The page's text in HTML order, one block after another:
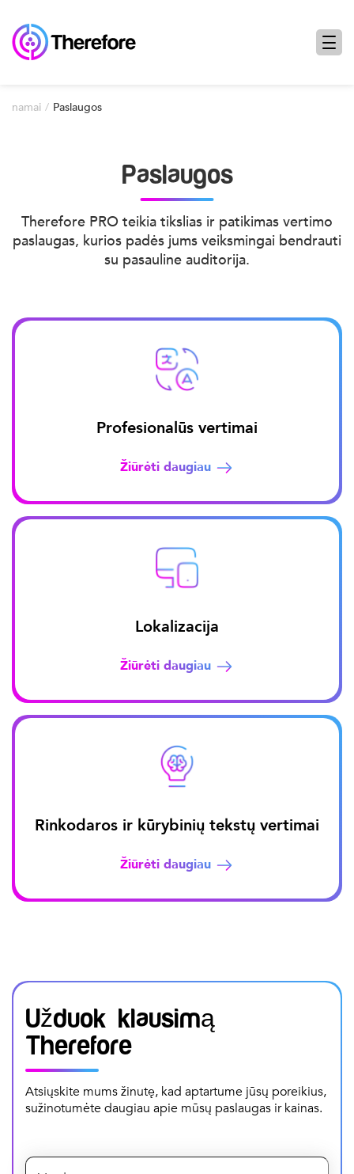
namai Paslaugos
Paslaugos
Therefore PRO teikia tikslias ir patikimas vertimo
paslaugas, kurios padės jums veiksmingai bendrauti
su pasauline auditorija.
Profesionalūs vertimai
Žiūrėti daugiau
Lokalizacija
Žiūrėti daugiau
Rinkodaros ir kūrybinių tekstų vertimai
Žiūrėti daugiau
Užduok klausimą
Therefore
Atsiųskite mums žinutę, kad aptartume jūsų poreikius,
sužinotumėte daugiau apie mūsų paslaugas ir kainas.